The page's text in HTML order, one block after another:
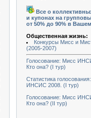
Все о
и купонах на
от 50% до 90% в
Общественная жизнь:
Конкурсы Мисс и
(2005-2007)
Голосование: Мисс
Кто она? (I тур)
Статистика
ИНСИС 2008. (I тур)
Голосование: Мисс
Кто она? (II тур)